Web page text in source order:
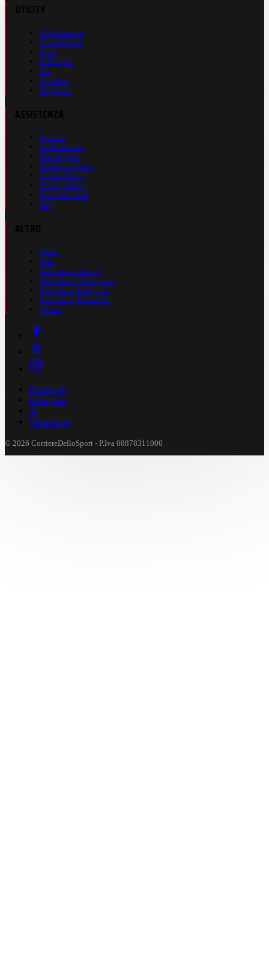
Abbonamenti
Prima Pagina
Store
Pubblicità
Rss
Site Map
Registrati
Contatti
La Redazione
Nota Legale
Gestione Cookie
Cookie Policy
Privacy Policy
Cond. Generali
Faq
Video
Foto
Calendario Serie A
Calendario Champions
Calendario Europa L.
Calendario Premier L.
Casinò
Facebook
Instagram
X
WhatsApp
© 2026 CorriereDelloSport - P.Iva 00878311000